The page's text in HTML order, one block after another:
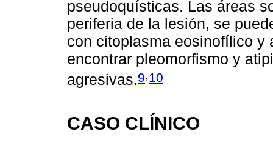
pseudoquísticas. Las áreas
periferia de la lesión, se
con citoplasma eosinofílico y
encontrar pleomorfismo y
agresivas.9,10
CASO CLÍNICO